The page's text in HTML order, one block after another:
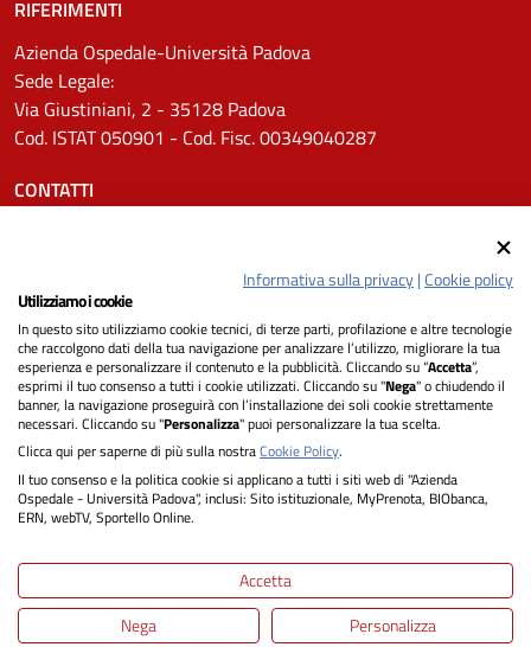
RIFERIMENTI
Azienda Ospedale-Università Padova
Sede Legale:
Via Giustiniani, 2 - 35128 Padova
Cod. ISTAT 050901 - Cod. Fisc. 00349040287
CONTATTI
Pec: protocollo.aopd@pecveneto.it
SEGUICI SU
Privacy
Dichiarazione di Accessibilità
Mappa del sito
Informativa sulla privacy|Cookie policy
Utilizziamo i cookie
In questo sito utilizziamo cookie tecnici, di terze parti, profilazione e altre tecnologie
che raccolgono dati della tua navigazione per analizzare l’utilizzo, migliorare la tua
esperienza e personalizzare il contenuto e la pubblicità. Cliccando su “Accetta”,
esprimi il tuo consenso a tutti i cookie utilizzati. Cliccando su "Nega" o chiudendo il
banner, la navigazione proseguirà con l’installazione dei soli cookie strettamente
necessari. Cliccando su "Personalizza" puoi personalizzare la tua scelta.
Clicca qui per saperne di più sulla nostraCookie Policy.
Il tuo consenso e la politica cookie si applicano a tutti i siti web di "Azienda
Ospedale - Università Padova", inclusi: Sito istituzionale, MyPrenota, BIObanca,
ERN, webTV, Sportello Online.
Accetta
Nega
Personalizza